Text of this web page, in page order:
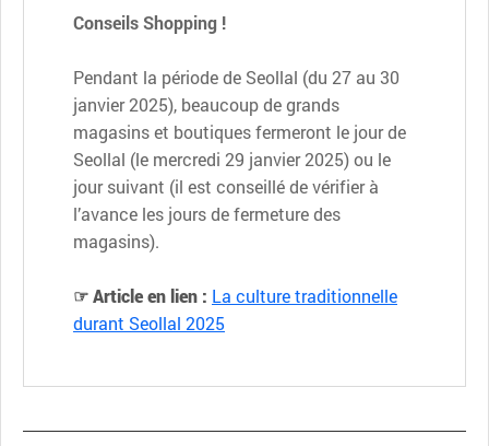
Conseils Shopping !
Pendant la période de Seollal (du 27 au 30
janvier 2025), beaucoup de grands
magasins et boutiques fermeront le jour de
Seollal (le mercredi 29 janvier 2025) ou le
jour suivant (il est conseillé de vérifier à
l’avance les jours de fermeture des
magasins).
☞ Article en lien : La culture traditionnelle
durant Seollal 2025